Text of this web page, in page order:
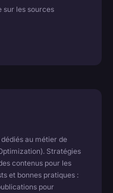
sur les sources
au métier de
Stratégies
contenus pour les
et bonnes pratiques :
pour